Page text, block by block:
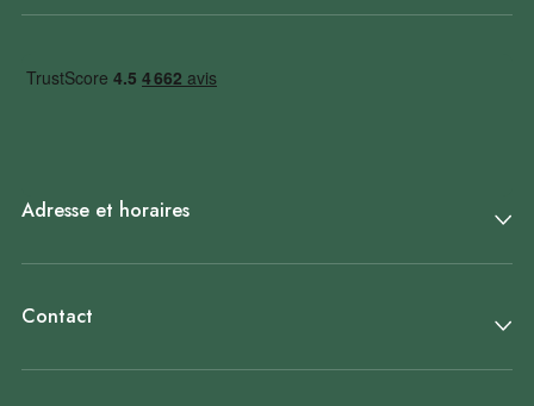
Adresse et horaires
Contact